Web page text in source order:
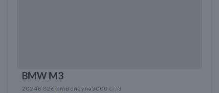
BMW M3
20248 826 km Benzyna3000 cm3